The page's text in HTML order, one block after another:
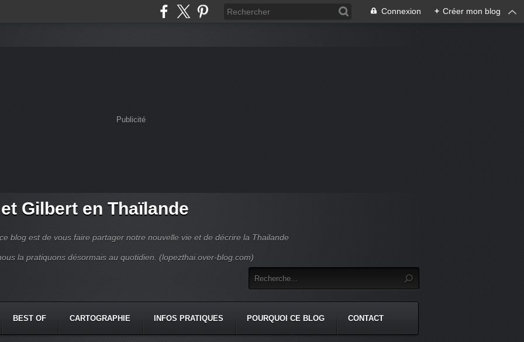
Connexion + Créer mon blog
Publicité
Gilbert en Thaïlande
blog est de vous faire partager notre nouvelle vie et de décrire la Thailande
la pratiquons désormais au quotidien. (lopezthai.over-blog.com)
BEST OF CARTOGRAPHIE INFOS PRATIQUES POURQUOI CE BLOG CONTACT